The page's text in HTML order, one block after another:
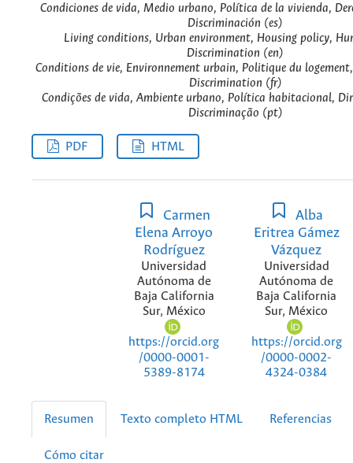
Condiciones de vida, Medio urbano, Política de la vivienda,
Discriminación (es)
Living conditions, Urban environment, Housing policy,
Discrimination (en)
Conditions de vie, Environnement urbain, Politique du
Discrimination (fr)
Condições de vida, Ambiente urbano, Política habitacional,
Discriminação (pt)
PDF HTML
Carmen
Elena Arroyo
Rodríguez
Universidad
Autónoma de
Baja California
Sur, México
https://orcid.org
/0000-0001-
5389-8174
Alba
Eritrea Gámez
Vázquez
Universidad
Autónoma de
Baja California
Sur, México
https://orcid.org
/0000-0002-
4324-0384
Resumen Texto completo HTML Referencias
Cómo citar